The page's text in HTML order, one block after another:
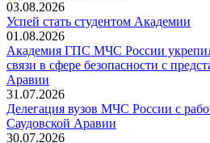
03.08.2026
Успей стать студентом Академии
01.08.2026
Академия ГПС МЧС России
связи в сфере безопасности с
Аравии
31.07.2026
Делегация вузов МЧС России с
Саудовской Аравии
30.07.2026